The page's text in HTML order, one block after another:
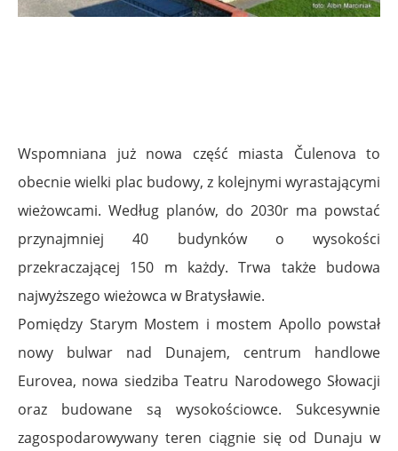
Wspomniana już nowa część miasta Čulenova to
obecnie wielki plac budowy, z kolejnymi wyrastającymi
wieżowcami. Według planów, do 2030r ma powstać
przynajmniej 40 budynków o wysokości
przekraczającej 150 m każdy. Trwa także budowa
najwyższego wieżowca w Bratysławie.
Pomiędzy Starym Mostem i mostem Apollo powstał
nowy bulwar nad Dunajem, centrum handlowe
Eurovea, nowa siedziba Teatru Narodowego Słowacji
oraz budowane są wysokościowce. Sukcesywnie
zagospodarowywany teren ciągnie się od Dunaju w